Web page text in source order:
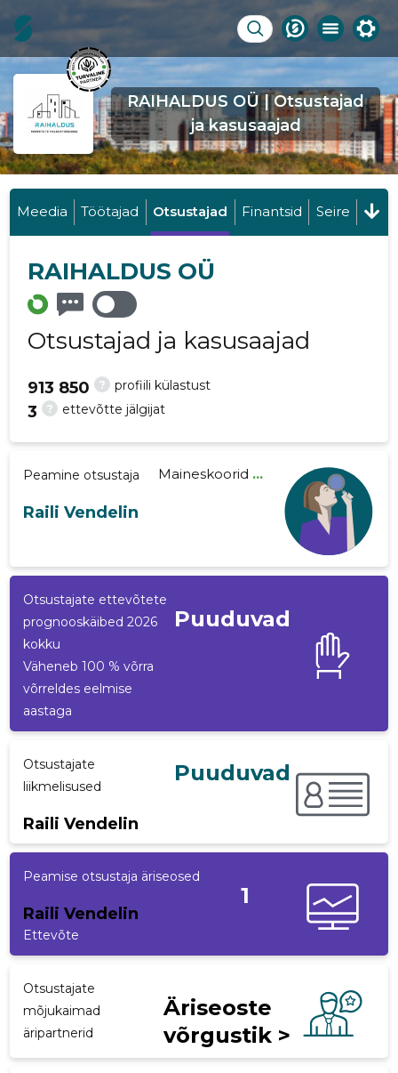
RAIHALDUS OÜ | Otsustajad
ja kasusaajad
Meedia Töötajad Otsustajad Finantsid Seire
RAIHALDUS OÜ
Otsustajad ja kasusaajad
? profiili külastust
913 850
? ettevõtte jälgijat
3
Peamine otsustaja
Raili Vendelin
Maineskoorid ...
Otsustajate ettevõtete
prognooskäibed 2026
kokku
Puuduvad
Väheneb 100 % võrra
võrreldes eelmise
aastaga
Otsustajate
liikmelisused
Raili Vendelin
Puuduvad
Peamise otsustaja äriseosed
Raili Vendelin
1
Ettevõte
Otsustajate
mõjukaimad
äripartnerid
Äriseoste
võrgustik >